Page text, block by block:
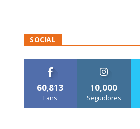
SOCIAL
60,813
Fans
10,000
Seguidores